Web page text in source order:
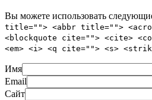
Вы можете использовать
title=""> <abbr title="">
<blockquote cite=""> <cite>
<em> <i> <q cite=""> <s>
Имя
Email
Сайт